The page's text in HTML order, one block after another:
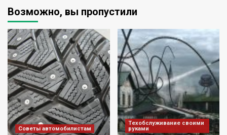
Возможно, вы пропустили
Советы автомобилистам
Техобслуживание своими
руками